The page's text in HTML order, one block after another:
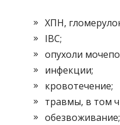
ХПН,
IBC;
опухоли
инфекции;
кровотечение;
травмы, в том
обезвоживание;